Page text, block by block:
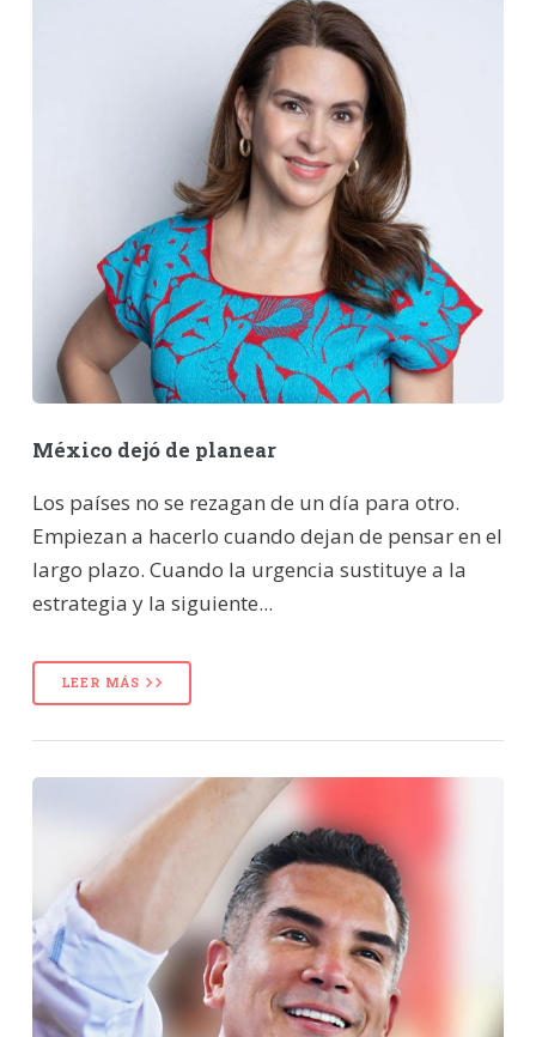
México dejó de planear
Los países no se rezagan de un día para otro.
Empiezan a hacerlo cuando dejan de pensar en el
largo plazo. Cuando la urgencia sustituye a la
estrategia y la siguiente...
LEER MÁS